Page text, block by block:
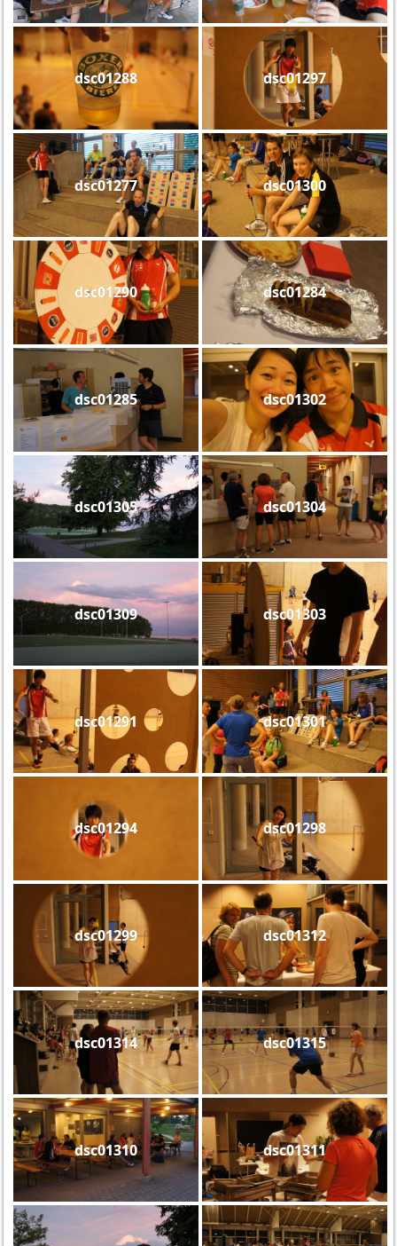
dsc01288 dsc01297
dsc01277 dsc01300
dsc01290 dsc01284
dsc01285 dsc01302
dsc01305 dsc01304
dsc01309 dsc01303
dsc01291 dsc01301
dsc01294 dsc01298
dsc01299 dsc01312
dsc01314 dsc01315
dsc01310 dsc01311